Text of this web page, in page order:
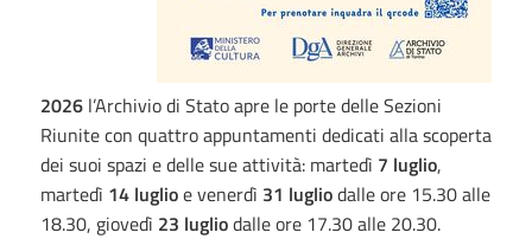
2026l’Archivio di Stato apre le porte delle Sezioni
Riunite con quattro appuntamenti dedicati alla scoperta
dei suoi spazi e delle sue attività: martedì 7 luglio,
martedì 14 luglioe venerdì 31 lugliodalle ore 15.30 alle
18.30, giovedì 23 lugliodalle ore 17.30 alle 20.30.